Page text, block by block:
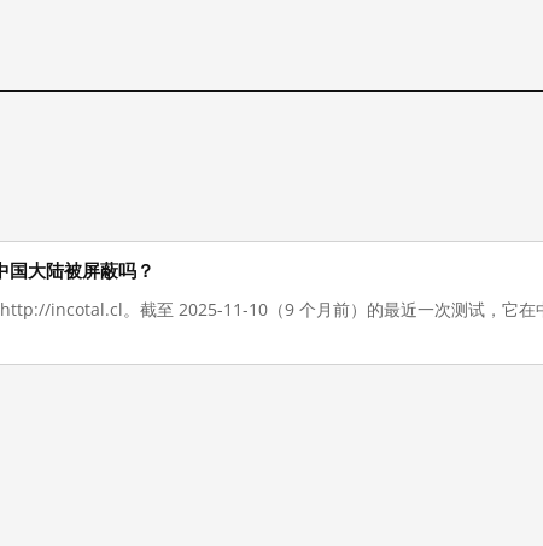
大陆被屏蔽吗？
incotal.cl。截至 2025-11-10（9 个月前）的最近一次测试，它在